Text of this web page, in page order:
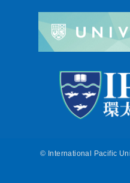
© International Pacific